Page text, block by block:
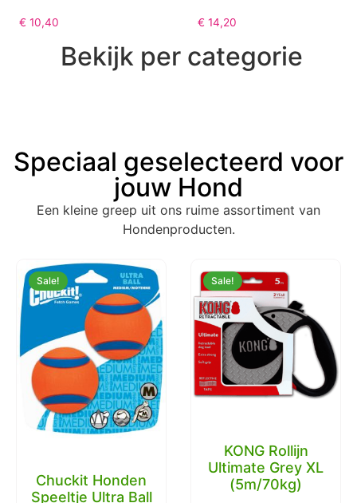
€ 10,40 € 14,20
Bekijk per categorie
Speciaal geselecteerd voor
jouw Hond
Een kleine greep uit ons ruime assortiment van
Hondenproducten.
Sale!
Chuckit Honden
Speeltje Ultra Ball
Sale!
KONG Rollijn
Ultimate Grey XL
(5m/70kg)